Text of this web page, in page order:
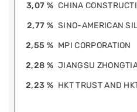
3,07 % CHINA
2,77 % SINO-AMERICAN
2,55 % MPI CORPORATION
2,28 % JIANGSU
2,23 % HKT TRUST AND